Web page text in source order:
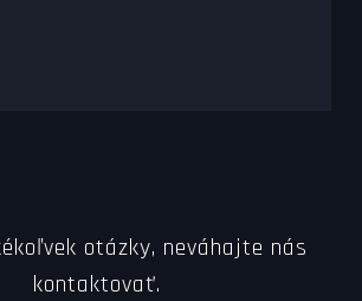
otázky, neváhajte nás
kontaktovať.